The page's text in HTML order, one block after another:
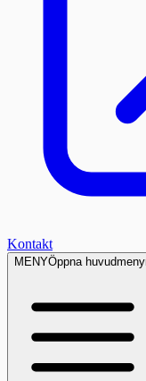
Kontakt
MENYÖppna